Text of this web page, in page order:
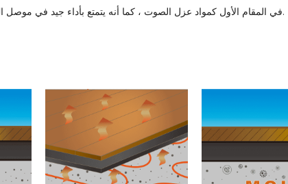
. يتم استخدام IXPE في المقام الأول كمواد عزل الصوت ، كما أنه يتمتع بأداء جيد في موصل الحرارة ، لذلك يمكن استخدامه أيضًا للتدفئة الأرضية في فصل الشتاء.